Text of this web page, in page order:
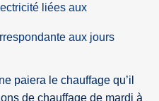
liées aux
aux jours
paiera le chauffage qu’il
de chauffage de mardi à